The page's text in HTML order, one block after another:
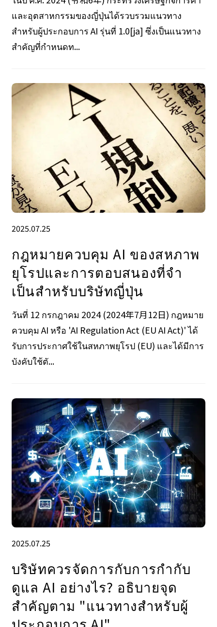
และอุตสาหกรรมของญี่ปุ่นได้รวบรวมแนวทาง
สำหรับผู้ประกอบการ AI รุ่นที่ 1.0[ja] ซึ่งเป็นแนวทาง
สำคัญที่กำหนดท...
2025.07.25
กฎหมายควบคุม AI ของสหภาพ
ยุโรปและการตอบสนองที่จํา
เป็นสําหรับบริษัทญี่ปุ่น
วันที่ 12 กรกฎาคม 2024 (2024年7月12日) กฎหมาย
ควบคุม AI หรือ 'AI Regulation Act (EU AI Act)' ได้
รับการประกาศใช้ในสหภาพยุโรป (EU) และได้มีการ
บังคับใช้ตั...
2025.07.25
บริษัทควรจัดการกับการกํากับ
ดูแล AI อย่างไร? อธิบายจุด
สําคัญตาม "แนวทางสําหรับผู้